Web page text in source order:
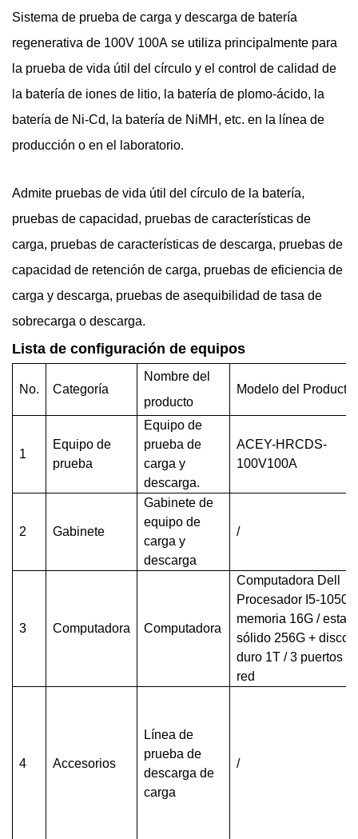
Sistema de prueba de carga y descarga de batería
regenerativa de 100V 100A se utiliza principalmente para
la prueba de vida útil del círculo y el control de calidad de
la batería de iones de litio, la batería de plomo-ácido, la
batería de Ni-Cd, la batería de NiMH, etc. en la línea de
producción o en el laboratorio.
Admite pruebas de vida útil del círculo de la batería,
pruebas de capacidad, pruebas de características de
carga, pruebas de características de descarga, pruebas de
capacidad de retención de carga, pruebas de eficiencia de
carga y descarga, pruebas de asequibilidad de tasa de
sobrecarga o descarga.
Lista de configuración de equipos
No. Categoría
Nombre del
producto
Modelo del Producto
1
Equipo de
prueba
Equipo de
prueba de
carga y
descarga.
ACEY-HRCDS-
100V100A
2 Gabinete
Gabinete de
equipo de
carga y
descarga
/
3 Computadora Computadora
Computadora Dell
Procesador I5-10500
memoria 16G /
sólido 256G + disco
duro 1T / 3 puertos
red
4 Accesorios
Línea de
prueba de
descarga de
carga
/